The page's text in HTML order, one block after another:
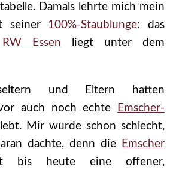
Damals lehrte mich mein
seiner 100%-Staublunge: das
Essen liegt unter dem
und Eltern hatten
auch noch echte
Emscher-
Mir wurde schon schlecht,
dachte, denn die
Emscher
bis heute eine offener,